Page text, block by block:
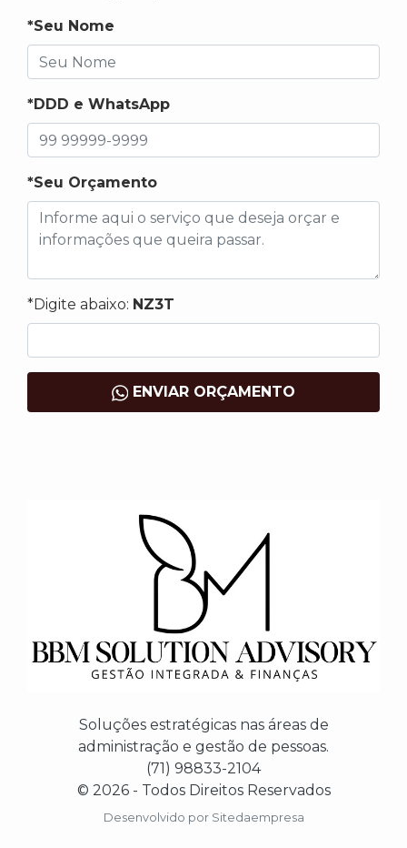
*Seu Nome
*DDD e WhatsApp
*Seu Orçamento
*Digite abaixo: NZ3T
ENVIAR ORÇAMENTO
Soluções estratégicas nas áreas de
administração e gestão de pessoas.
(71) 98833-2104
© 2026 - Todos Direitos Reservados
Desenvolvido por Sitedaempresa